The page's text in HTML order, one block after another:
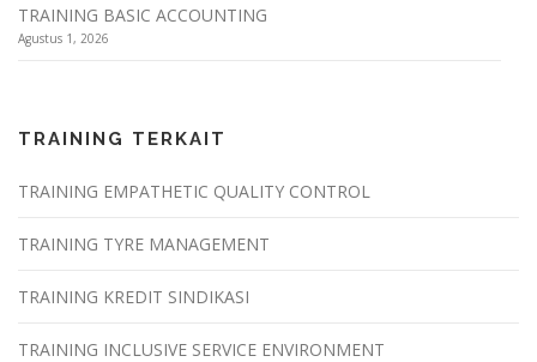
TRAINING BASIC ACCOUNTING
Agustus 1, 2026
TRAINING TERKAIT
TRAINING EMPATHETIC QUALITY CONTROL
TRAINING TYRE MANAGEMENT
TRAINING KREDIT SINDIKASI
TRAINING INCLUSIVE SERVICE ENVIRONMENT